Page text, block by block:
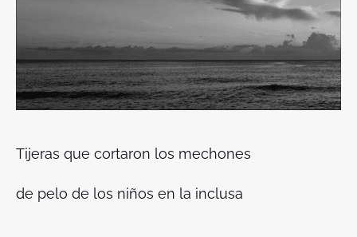
Tijeras que cortaron los mechones
de pelo de los niños en la inclusa